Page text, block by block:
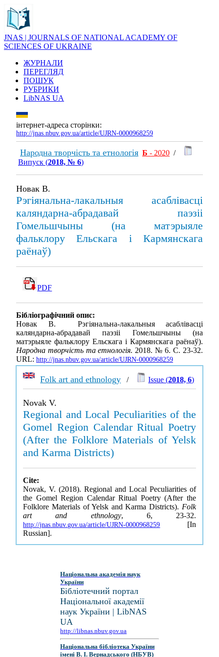
JNAS | JOURNALS OF NATIONAL ACADEMY OF
SCIENCES OF UKRAINE
ЖУРНАЛИ
ПЕРЕГЛЯД
ПОШУК
РУБРИКИ
LibNAS UA
інтернет-адреса сторінки:
http://jnas.nbuv.gov.ua/article/UJRN-0000968259
Народна творчість та етнологія Б - 2020 /
Випуск (2018, № 6)
Новак В.
Рэгіянальна-лакальныя асаблівасці
каляндарна-абрадавай паэзіі
Гомельшчыны (на матэрыяле
фальклору Ельскага і Кармянскага
раёнаў)
PDF
Бібліографічний опис:
Новак В. Рэгіянальна-лакальныя асаблівасці
каляндарна-абрадавай паэзіі Гомельшчыны (на
матэрыяле фальклору Ельскага і Кармянскага раёнаў).
Народна творчість та етнологія. 2018. № 6. С. 23-32.
URL: http://jnas.nbuv.gov.ua/article/UJRN-0000968259
Folk art and ethnology / Issue (2018, 6)
Novak V.
Regional and Local Peculiarities of the
Gomel Region Calendar Ritual Poetry
(After the Folklore Materials of Yelsk
and Karma Districts)
Cite:
Novak, V. (2018). Regional and Local Peculiarities of
the Gomel Region Calendar Ritual Poetry (After the
Folklore Materials of Yelsk and Karma Districts). Folk
art and ethnology, 6, 23-32.
http://jnas.nbuv.gov.ua/article/UJRN-0000968259 [In
Russian].
Національна академія наук
України
Бібліотечний портал
Національної академії
наук України | LibNAS
UA
http://libnas.nbuv.gov.ua
Національна бібліотека України
імені В. І. Вернадського (НБУВ)